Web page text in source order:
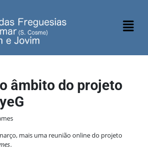
âmbito do projeto
mais uma reunião online do projeto
.